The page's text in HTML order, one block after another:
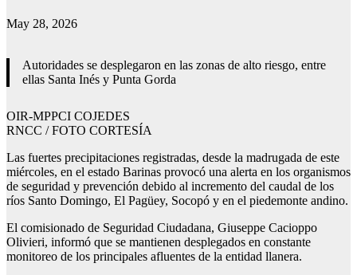
May 28, 2026
Autoridades se desplegaron en las zonas de alto riesgo, entre
ellas Santa Inés y Punta Gorda
OIR-MPPCI COJEDES
RNCC / FOTO CORTESÍA
Las fuertes precipitaciones registradas, desde la madrugada de este
miércoles, en el estado Barinas provocó una alerta en los organismos
de seguridad y prevención debido al incremento del caudal de los
ríos Santo Domingo, El Pagüey, Socopó y en el piedemonte andino.
El comisionado de Seguridad Ciudadana, Giuseppe Cacioppo
Olivieri, informó que se mantienen desplegados en constante
monitoreo de los principales afluentes de la entidad llanera.